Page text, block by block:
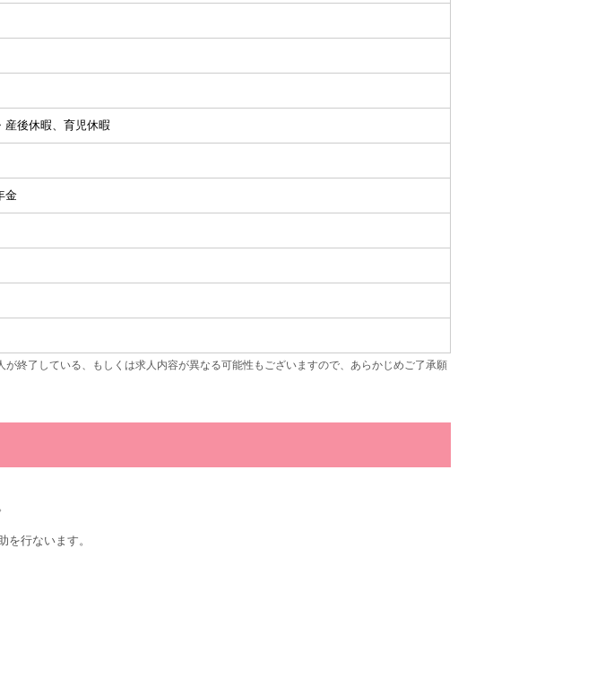
産後休暇、育児休暇
金
終了している、もしくは求人内容が異なる可能性もございますので、あらかじめご了承願
行ないます。